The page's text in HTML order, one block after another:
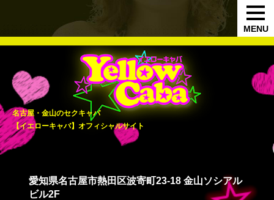
名古屋・金山のセクキャバ
【イエローキャバ】オフィシャルサイト
愛知県名古屋市熱田区波寄町23-18 金山ソシアル
ビル2F
MENU